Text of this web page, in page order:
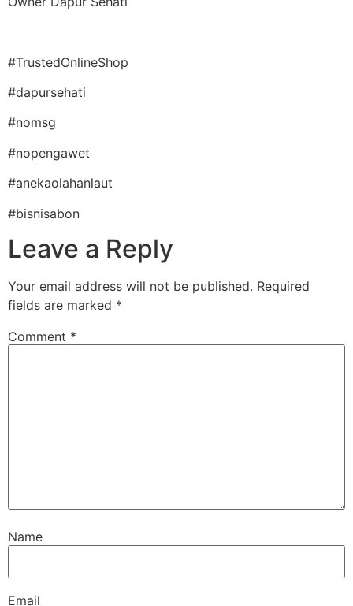
#TrustedOnlineShop
#dapursehati
#nomsg
#nopengawet
#anekaolahanlaut
#bisnisabon
Leave a Reply
Your email address will not be published. Required
fields are marked *
Comment *
Name
Email